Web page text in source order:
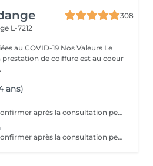
308
L-7212
19 Nos Valeurs Le
prestation de coiffure est au coeur
ans)
* Tarifs à titre indicatifs à confirmer après la consultation personnalisée établit auprès de votre coiffeur/stylist/spécialiste * La direction se réserve le droit dapporter des modifications pour le bon fonctionnement du salon
* Tarifs à titre indicatifs à confirmer après la consultation personnalisée établit auprès de votre coiffeur/stylist/spécialiste * La direction se réserve le droit dapporter des modifications pour le bon fonctionnement du salon